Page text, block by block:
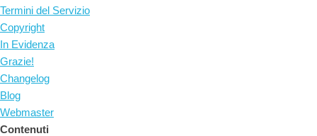
Termini del Servizio
Copyright
In Evidenza
Grazie!
Changelog
Blog
Webmaster
Contenuti